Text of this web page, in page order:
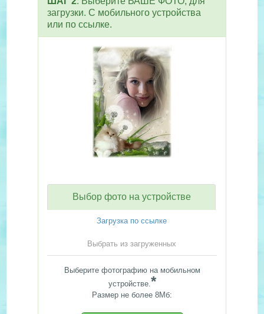
загрузки. С мобильного устройства
или по ссылке.
Выбор фото на устройстве
Загрузка по ссылке
Выбрать из загруженных
Выберите фотографию на мобильном
устройстве.*
Размер не более 8Мб: